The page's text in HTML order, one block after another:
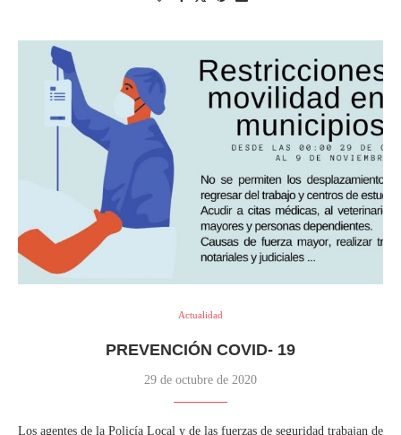
Actualidad
PREVENCIÓN COVID- 19
29 de octubre de 2020
Los agentes de la Policía Local y de las fuerzas de seguridad trabajan de